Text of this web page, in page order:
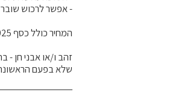
זהב ו/או אבני חן
שלא בפעם